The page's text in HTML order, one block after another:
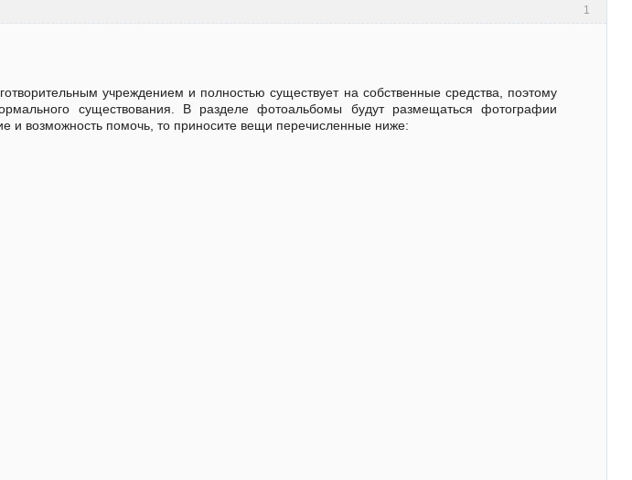
1
учреждением и полностью существует на собственные средства, поэтому
существования. В разделе фотоальбомы будут размещаться фотографии
и возможность помочь, то приносите вещи перечисленные ниже: